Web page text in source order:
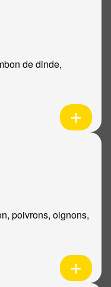
de dinde,
poivrons, oignons,